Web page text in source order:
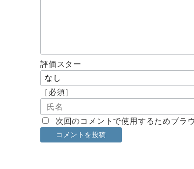
評価スター
［必須］
次回のコメントで使用するためブラ